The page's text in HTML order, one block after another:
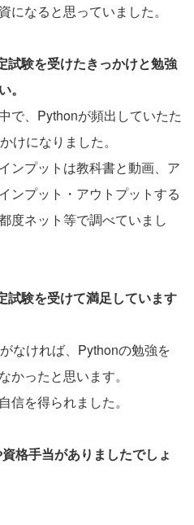
になると思っていました。
験を受けたきっかけと勉強
。
で、Pythonが頻出していたた
けになりました。
ンプットは教科書と動画、ア
ンプット・アウトプットする
度ネット等で調べていまし
験を受けて満足しています
なければ、Pythonの勉強を
かったと思います。
信を得られました。
格手当がありましたでしょ